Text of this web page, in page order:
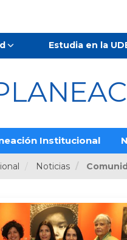
Estudia en la
Institucional
Noticias